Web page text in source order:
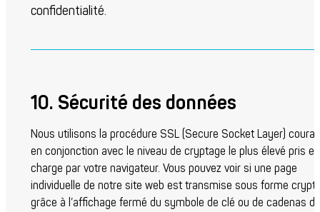
confidentialité.
10. Sécurité des données
Nous utilisons la procédure SSL (Secure Socket Layer)
en conjonction avec le niveau de cryptage le plus élevé pris en
charge par votre navigateur. Vous pouvez voir si une page
individuelle de notre site web est transmise sous forme
grâce à l’affichage fermé du symbole de clé ou de cadenas